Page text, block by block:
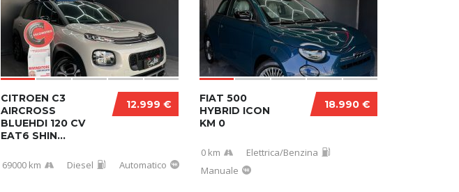
12.999 €
CITROEN C3
AIRCROSS
BLUEHDI 120 CV
EAT6 SHIN...
69000 km Diesel Automatico
18.990 €
FIAT 500
HYBRID ICON
KM 0
0 km
Elettrica/Benzina
Manuale